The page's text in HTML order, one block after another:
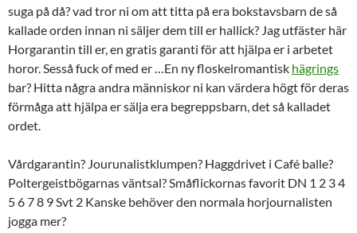
suga på då? vad tror ni om att titta på era bokstavsbarn de så
kallade orden innan ni säljer dem till er hallick? Jag utfäster här
Horgarantin till er, en gratis garanti för att hjälpa er i arbetet
horor. Sesså fuck of med er …En ny floskelromantisk hägrings
bar? Hitta några andra människor ni kan värdera högt för deras
förmåga att hjälpa er sälja era begreppsbarn, det så kalladet
ordet.
Vårdgarantin? Jourunalistklumpen? Haggdrivet i Café balle?
Poltergeistbögarnas väntsal? Småflickornas favorit DN 1 2 3 4
5 6 7 8 9 Svt 2 Kanske behöver den normala horjournalisten
jogga mer?